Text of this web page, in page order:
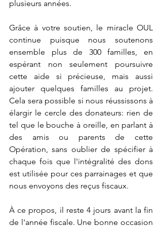
plusieurs années.
Grâce à votre soutien, le miracle OUL
continue puisque nous soutenons
ensemble plus de 300 familles, en
espérant non seulement poursuivre
cette aide si précieuse, mais aussi
ajouter quelques familles au projet.
Cela sera possible si nous réussissons à
élargir le cercle des donateurs: rien de
tel que le bouche à oreille, en parlant à
des amis ou parents de cette
Opération, sans oublier de spécifier à
chaque fois que l'intégralité des dons
est utilisée pour ces parrainages et que
nous envoyons des reçus fiscaux.
À ce propos, il reste 4 jours avant la fin
de l'année fiscale. Une bonne occasion